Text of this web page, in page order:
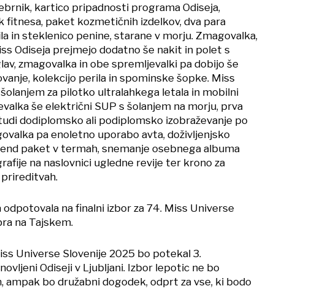
kartico pripadnosti programa Odiseja,
fitnesa, paket kozmetičnih izdelkov, dva para
in steklenico penine, starane v morju. Zmagovalka,
Odiseja prejmejo dodatno še nakit in polet s
zmagovalka in obe spremljevalki pa dobijo še
kolekcijo perila in spominske šopke. Miss
za pilotko ultralahkega letala in mobilni
še električni SUP s šolanjem na morju, prva
dodiplomsko ali podiplomsko izobraževanje po
pa enoletno uporabo avta, doživljenjsko
paket v termah, snemanje osebnega albuma
na naslovnici ugledne revije ter krono za
na finalni izbor za 74. Miss Universe
na Tajskem.
Universe Slovenije 2025 bo potekal 3.
Odiseji v Ljubljani. Izbor lepotic ne bo
ampak bo družabni dogodek, odprt za vse, ki bodo